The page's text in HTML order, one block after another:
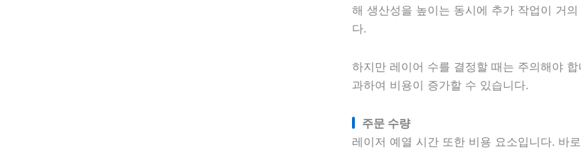
해 생산성을 높이는 동시에 추가 작업이 거
다.
하지만 레이어 수를 결정할 때는 주의해야
과하여 비용이 증가할 수 있습니다.
주문 수량
레이저 예열 시간 또한 비용 요소입니다. 바